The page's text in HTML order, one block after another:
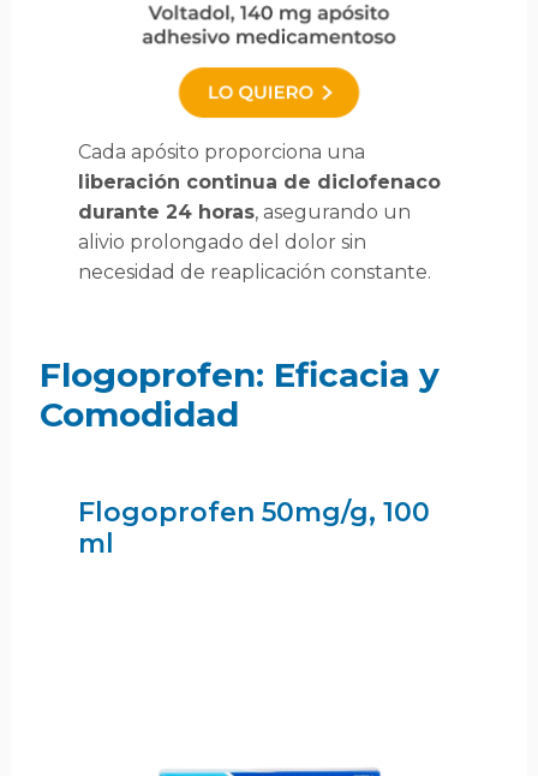
Cada apósito proporciona una
liberación continua de diclofenaco
durante 24 horas, asegurando un
alivio prolongado del dolor sin
necesidad de reaplicación constante.
Flogoprofen: Eficacia y
Comodidad
Flogoprofen 50mg/g, 100
ml